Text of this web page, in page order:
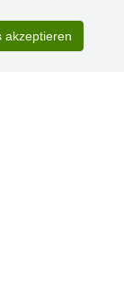
akzeptieren